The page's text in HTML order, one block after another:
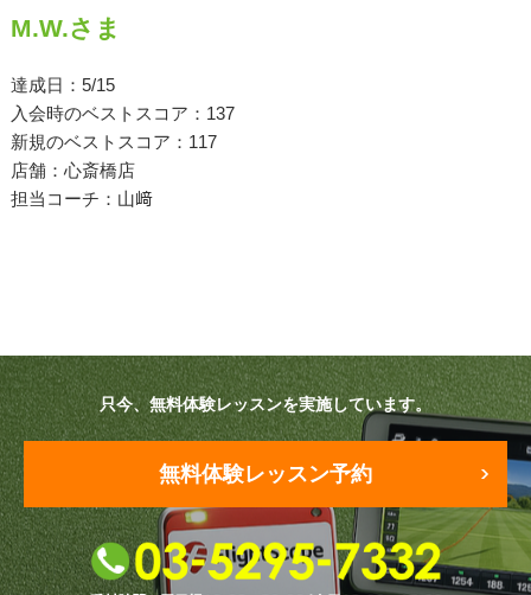
法人向けプラン
プラン・料金
中部（静岡・愛知）
受講生の声
よくある質問
M.W.さま
達成日：5/15
入会時のベストスコア：137
新規のベストスコア：117
店舗：心斎橋店
担当コーチ：山﨑
只今、無料体験レッスンを実施しています。
無料体験レッスン予約